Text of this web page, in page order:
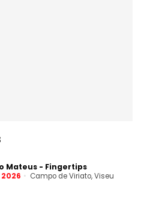
Mateus - Fingertips
Campo de Viriato, Viseu